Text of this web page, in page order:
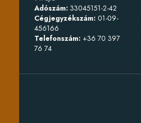
Adószám:33045151-2-42
Cégjegyzékszám:01-09-
456166
Telefonszám:+36 70 397
76 74